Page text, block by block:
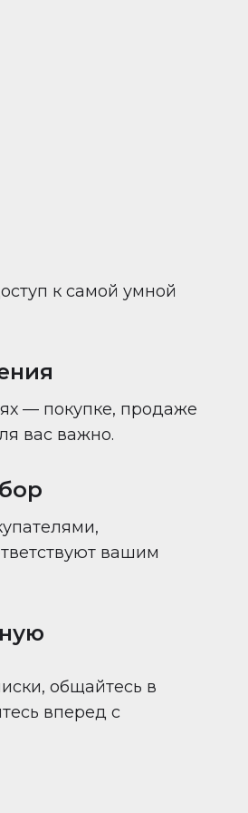
к самой умной
— покупке, продаже
вас важно.
вашим
общайтесь в
вперед с